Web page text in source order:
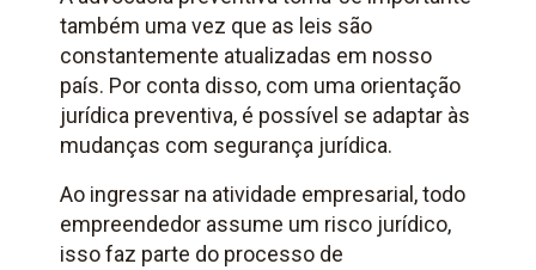
também uma vez que as leis são
constantemente atualizadas em nosso
país. Por conta disso, com uma orientação
jurídica preventiva, é possível se adaptar às
mudanças com segurança jurídica.
Ao ingressar na atividade empresarial, todo
empreendedor assume um risco jurídico,
isso faz parte do processo de